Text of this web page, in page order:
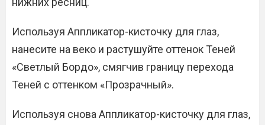
Используя Аппликатор-кисточку для глаз,
нанесите на веко и растушуйте оттенок Теней
«Светлый Бордо», смягчив границу перехода
Теней с оттенком «Прозрачный».
Используя снова Аппликатор-кисточку для глаз,